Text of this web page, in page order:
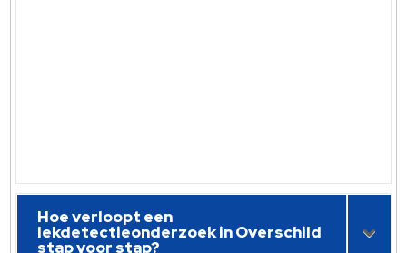
Hoe verloopt een
lekdetectieonderzoek in Overschild
stap voor stap?